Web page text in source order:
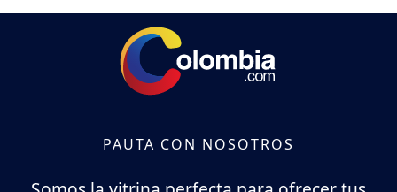
PAUTA CON NOSOTROS